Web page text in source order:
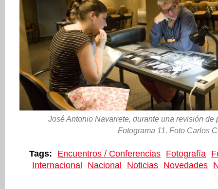
José Antonio Navarrete, durante una revisión de
Fotograma 11. Foto Carlos
Tags: Encuentros / Conferencias Fotografía
Internacional
Nacional Noticias Novedades